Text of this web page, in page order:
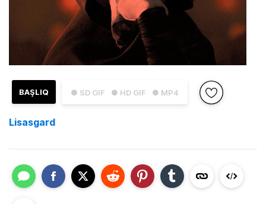
● SD GIF ● HD GIF ● MP4
BAŞLIQ
Lisasgard